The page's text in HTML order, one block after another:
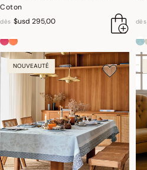
Coton
dès $usd 295,00 dès
NOUVEAUTÉ